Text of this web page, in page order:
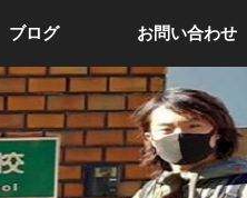
ブログ お問い合わせ